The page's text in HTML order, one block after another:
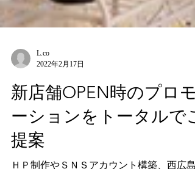
2022年2月17日
新店舗OPEN時のプロモ
ーションをトータルでご
提案